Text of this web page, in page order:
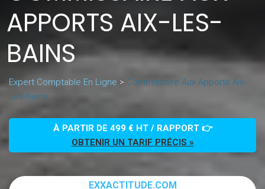
APPORTS AIX-LES-
BAINS
Expert Comptable En Ligne > Commissaire Aux Apports Aix-
Les-Bains
À PARTIR DE 499 € HT / RAPPORT 👉
OBTENIR UN TARIF PRÉCIS »
EXXACTITUDE.COM